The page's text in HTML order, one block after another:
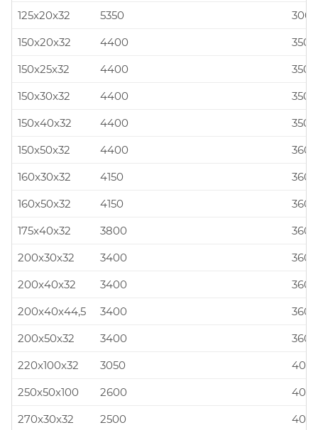
125x20x32
5350
150x20x32
4400
150x25x32
4400
150x30x32
4400
150x40x32
4400
150x50x32
4400
160x30x32
4150
160x50x32
4150
175x40x32
3800
200x30x32
3400
200x40x32
3400
200x40x44,5
3400
200x50x32
3400
220x100x32
3050
250x50x100
2600
270x30x32
2500